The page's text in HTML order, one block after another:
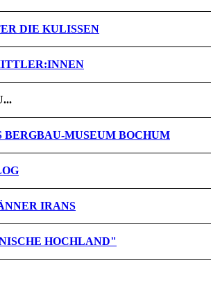
DIE KULISSEN
BERGBAU-MUSEUM BOCHUM
IRANS
HOCHLAND"